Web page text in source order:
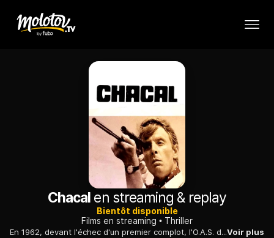
Chacal en streaming & replay
Bientôt disponible
Films en streaming
Thriller
En 1962, devant l'échec d'un premier complot, l'O.A.S. décide d'engager un tueur pour assassiner le général de Gaulle. Le candidat retenu est "le Chacal".Voir plus